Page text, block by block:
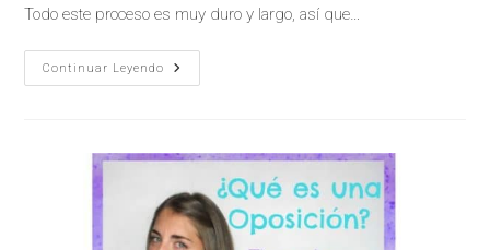
Todo este proceso es muy duro y largo, así que…
Continuar Leyendo